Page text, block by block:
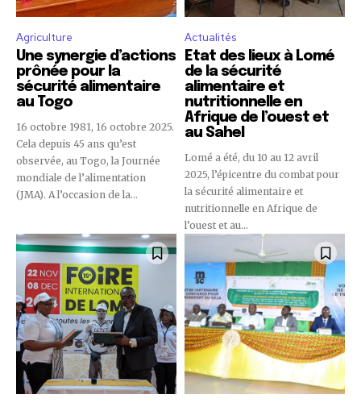
Agriculture
Une synergie d’actions
prônée pour la
sécurité alimentaire
au Togo
16 octobre 1981, 16 octobre 2025.
Cela depuis 45 ans qu’est
observée, au Togo, la Journée
mondiale de l’alimentation
(JMA). A l’occasion de la...
Actualités
Etat des lieux à Lomé
de la sécurité
alimentaire et
nutritionnelle en
Afrique de l’ouest et
au Sahel
Lomé a été, du 10 au 12 avril
2025, l’épicentre du combat pour
la sécurité alimentaire et
nutritionnelle en Afrique de
l’ouest et au...